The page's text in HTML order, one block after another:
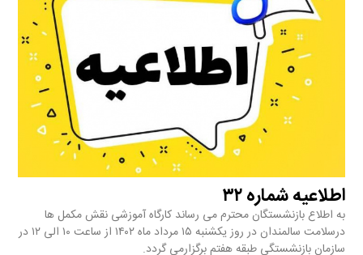
اطلاعیه شماره ۳۲
به اطلاع بازنشستگان محترم می رساند کارگاه آموزشی نقش مکمل ها
درسلامت سالمندان در روز یکشنبه ۱۵ مرداد ماه ۱۴۰۲ از ساعت ۱۰ الی ۱۲ در
سازمان بازنشستگی طبقه هفتم برگزارمی گردد.